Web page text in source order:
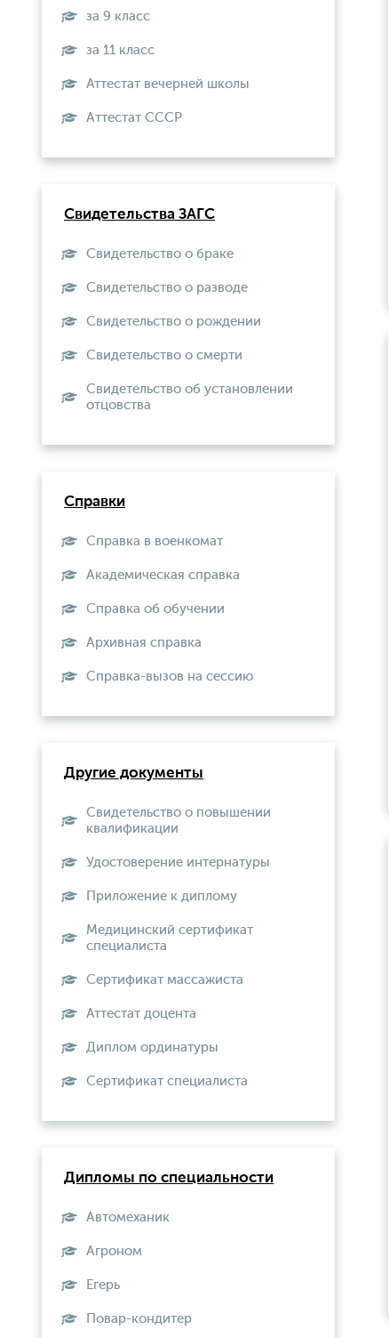
за 9 класс
за 11 класс
Аттестат вечерней школы
Aттестат СССР
Свидетельства ЗАГС
Свидетельство о браке
Свидетельство о разводе
Свидетельство о рождении
Свидетельство о смерти
Свидетельство об установлении
отцовства
Справки
Справка в военкомат
Академическая справка
Справка об обучении
Архивная справка
Справка-вызов на сессию
Другие документы
Свидетельство о повышении
квалификации
Удостоверение интернатуры
Приложение к диплому
Медицинский сертификат
специалиста
Сертификат массажиста
Аттестат доцента
Диплом ординатуры
Сертификат специалиста
Дипломы по специальности
Автомеханик
Агроном
Егерь
Повар-кондитер